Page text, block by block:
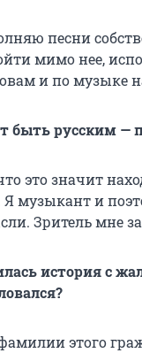
песни
мимо нее,
и по музыке
быть русским
это значит
Я музыкант и
Зритель мне
история с
этого